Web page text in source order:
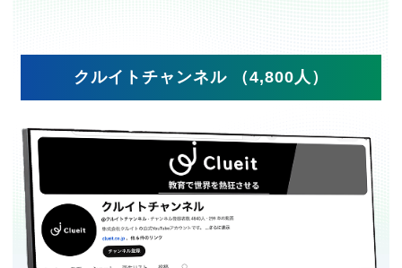
クルイトチャンネル （4,800人）